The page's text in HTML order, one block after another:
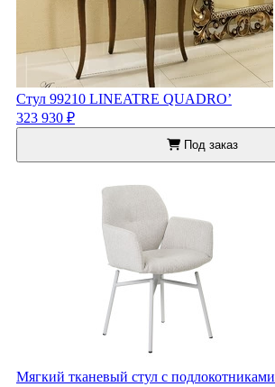
Стул 99210 LINEATRE QUADRO’
323 930 ₽
Под заказ
Мягкий тканевый стул с подлокотниками